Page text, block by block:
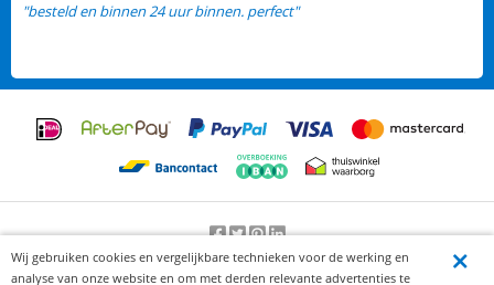
"besteld en binnen 24 uur binnen. perfect"
Beoordeling door klanten:9.2/10-25000beoordelingen
Wij gebruiken cookies en vergelijkbare technieken voor de werking en
analyse van onze website en om met derden relevante advertenties te